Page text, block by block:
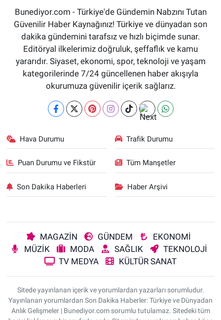
Bunediyor.com - Türkiye'de Gündemin Nabzını Tutan
Güvenilir Haber Kaynağınız! Türkiye ve dünyadan son
dakika gündemini tarafsız ve hızlı biçimde sunar.
Editöryal ilkelerimiz doğruluk, şeffaflık ve kamu
yararıdır. Siyaset, ekonomi, spor, teknoloji ve yaşam
kategorilerinde 7/24 güncellenen haber akışıyla
okurumuza güvenilir içerik sağlarız.
Hava Durumu Trafik Durumu
Puan Durumu ve Fikstür Tüm Manşetler
Son Dakika Haberleri Haber Arşivi
MAGAZİN GÜNDEM
EKONOMİ
MÜZİK
MODA SAĞLIK
TEKNOLOJİ
TV MEDYA
KÜLTÜR SANAT
Sitede yayınlanan içerik ve yorumlardan yazarları sorumludur.
Yayınlanan yorumlardan Son Dakika Haberler: Türkiye ve Dünyadan
Anlık Gelişmeler | Bunediyor.com sorumlu tutulamaz. Sitedeki tüm